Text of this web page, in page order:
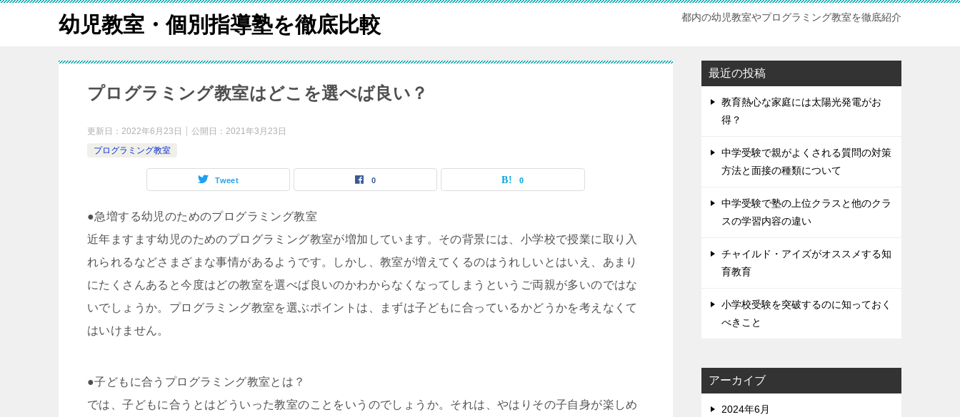
幼児教室・個別指導塾を徹底比較 都内の幼児教室やプログラミング教室を徹底紹介
プログラミング教室はどこを選べば良い？
更新日： 2022年6月23日 公開日： 2021年3月23日
プログラミング教室
Tweet 0 0
●急増する幼児のためのプログラミング教室
近年ますます幼児のためのプログラミング教室が増加しています。その背景には、小学校で授業に取り入
れられるなどさまざまな事情があるようです。しかし、教室が増えてくるのはうれしいとはいえ、あまり
にたくさんあると今度はどの教室を選べば良いのかわからなくなってしまうというご両親が多いのではな
いでしょうか。プログラミング教室を選ぶポイントは、まずは子どもに合っているかどうかを考えなくて
はいけません。
●子どもに合うプログラミング教室とは？
では、子どもに合うとはどういった教室のことをいうのでしょうか。それは、やはりその子自身が楽しめ
最近の投稿
教育熱心な家庭には太陽光発電がお
得？
中学受験で親がよくされる質問の対策
方法と面接の種類について
中学受験で塾の上位クラスと他のクラ
スの学習内容の違い
チャイルド・アイズがオススメする知
育教育
小学校受験を突破するのに知っておく
べきこと
アーカイブ
2024年6月